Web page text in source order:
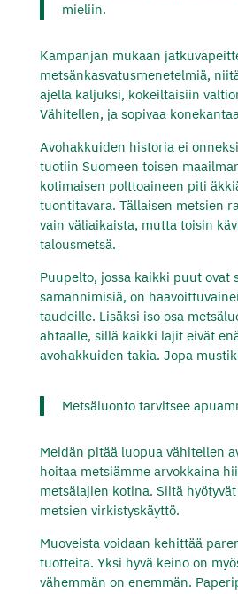
mieliin.
Kampanjan mukaan
metsänkasvatusmenetelmiä,
ajella kaljuksi, kokeiltaisiin
Vähitellen, ja sopivaa
Avohakkuiden historia ei
tuotiin Suomeen toisen
kotimaisen polttoaineen piti
tuontitavara. Tällaisen metsien
vain väliaikaista, mutta toisin
talousmetsä.
Puupelto, jossa kaikki puut ovat
samannimisiä, on
taudeille. Lisäksi iso osa
ahtaalle, sillä kaikki lajit eivät
avohakkuiden takia. Jopa
Metsäluonto tarvitsee
Meidän pitää luopua vähitellen
hoitaa metsiämme arvokkaina
metsälajien kotina. Siitä
metsien virkistyskäyttö.
Muoveista voidaan kehittää
tuotteita. Yksi hyvä keino on
vähemmän on enemmän.